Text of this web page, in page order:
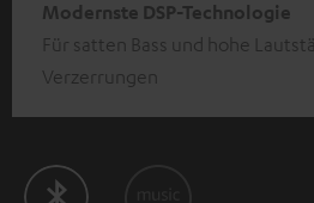
Modernste DSP-Technologie
Für satten Bass und hohe
Verzerrungen